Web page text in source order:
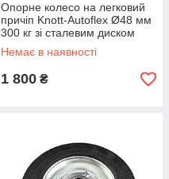
Опорне колесо на легковий
причіп Knott-Autoflex Ø48 мм
300 кг зі сталевим диском
XS437
Немає в наявності
1 800 ₴